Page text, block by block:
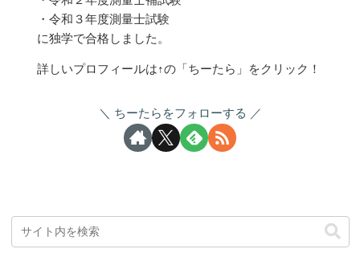
・令和３年度測量士試験
に独学で合格しました。
詳しいプロフィールは↑の「ちーたら」をクリック！
ちーたらをフォローする